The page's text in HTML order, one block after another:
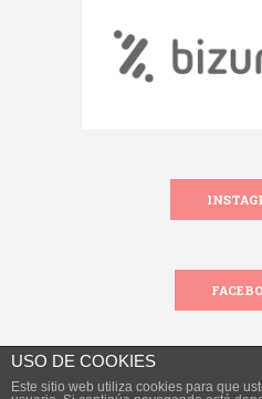
USO DE COOKIES
Este sitio web utiliza cookies para que